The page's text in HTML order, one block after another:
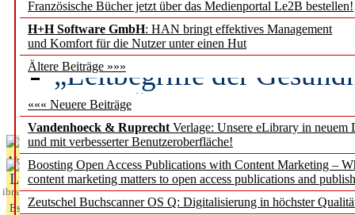
Französische Bücher jetzt über das Medienportal Le2B bestellen!
H+H Software GmbH: HAN bringt effektives Management
und Komfort für die Nutzer unter einen Hut
Ältere Beiträge »»»
««« Neuere Beiträge
Vandenhoeck & Ruprecht Verlage: Unsere eLibrary in neuem
und mit verbesserter Benutzeroberfläche!
Boosting Open Access Publications with Content Marketing –
content marketing matters to open access publications and
Zeutschel Buchscanner OS Q: Digitalisierung in höchster
besser zu verstehen
„Leitbegriffe der
des BIÖG erscheinen
Aktuelles aus
L
ibrary
Essentials